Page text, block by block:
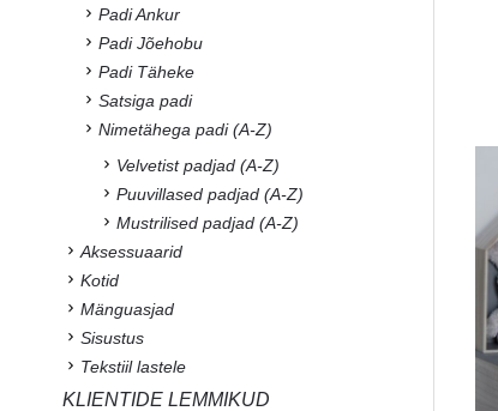
Padi Ankur
Padi Jõehobu
Padi Täheke
Satsiga padi
Nimetähega padi (A-Z)
Velvetist padjad (A-Z)
Puuvillased padjad (A-Z)
Mustrilised padjad (A-Z)
Aksessuaarid
Kotid
Mänguasjad
Sisustus
Tekstiil lastele
KLIENTIDE LEMMIKUD